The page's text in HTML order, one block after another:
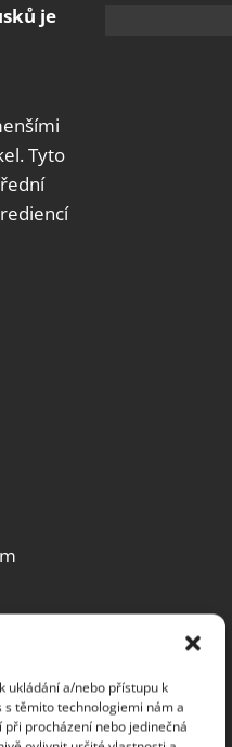
ukládání a/nebo přístupu k
s těmito technologiemi nám a
procházení nebo jedinečná
je
Tyto